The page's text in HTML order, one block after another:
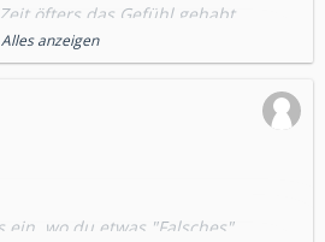
öfters das Gefühl gehabt,
oder es eh "keinen"
Alles anzeigen
wo du etwas "Falsches"